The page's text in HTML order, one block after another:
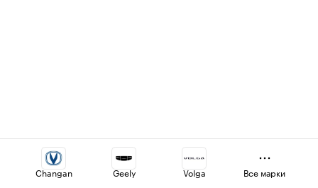
Changan Geely Volga Все марки